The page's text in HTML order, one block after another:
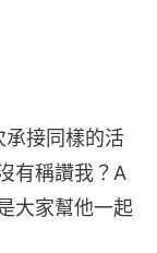
承接同樣的活
有稱讚我？A
大家幫他一起